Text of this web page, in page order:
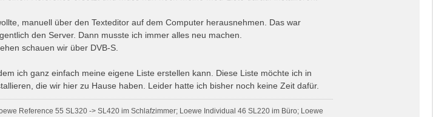
manuell über den Texteditor auf dem Computer herausnehmen. Das war
den Server. Dann musste ich immer alles neu machen.
schauen wir über DVB-S.
ich ganz einfach meine eigene Liste erstellen kann. Diese Liste möchte ich in
die wir hier zu Hause haben. Leider hatte ich bisher noch keine Zeit dafür.
Reference 55 SL320 -> SL420 im Schlafzimmer; Loewe Individual 46 SL220 im Büro; Loewe